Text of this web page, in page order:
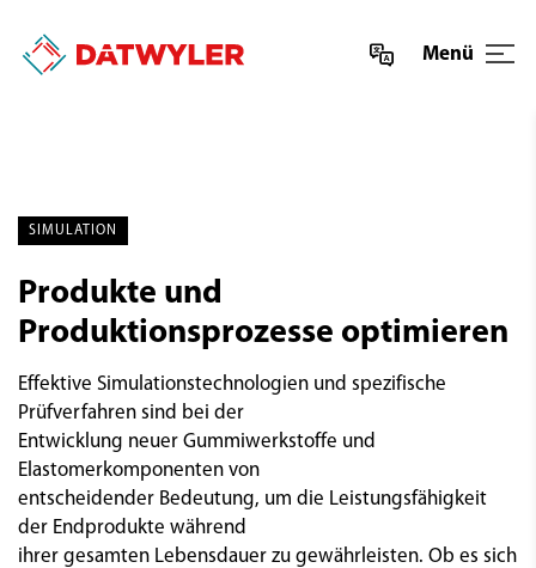
Menü
SIMULATION
Produkte und
Produktionsprozesse optimieren
Effektive Simulationstechnologien und spezifische
Prüfverfahren sind bei der
Entwicklung neuer Gummiwerkstoffe und
Elastomerkomponenten von
entscheidender Bedeutung, um die Leistungsfähigkeit
der Endprodukte während
ihrer gesamten Lebensdauer zu gewährleisten. Ob es sich